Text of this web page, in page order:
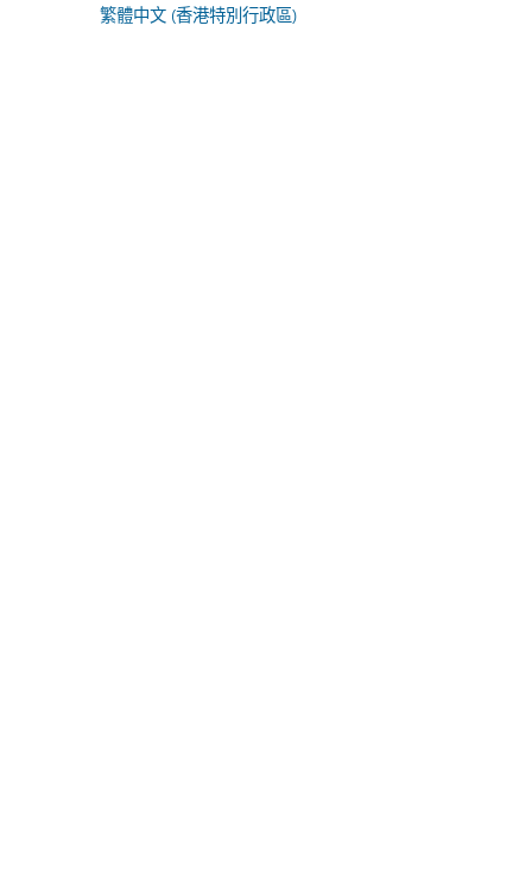
繁體中文 (香港特別行政區)